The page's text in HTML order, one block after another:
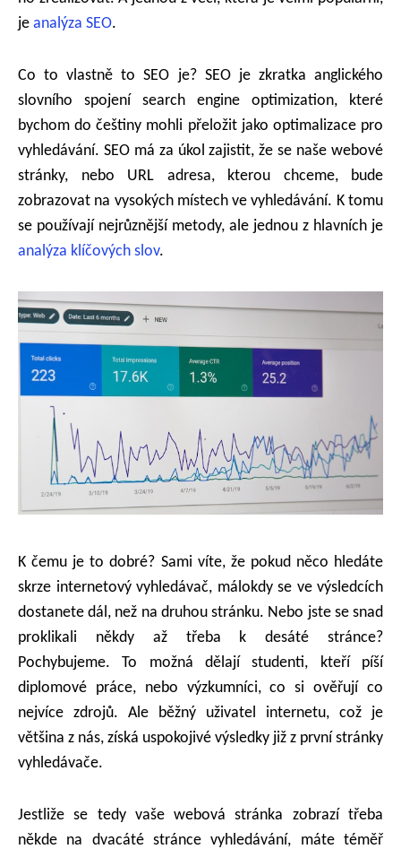
je analýza SEO.
Co to vlastně to SEO je? SEO je zkratka anglického
slovního spojení search engine optimization, které
bychom do češtiny mohli přeložit jako optimalizace pro
vyhledávání. SEO má za úkol zajistit, že se naše webové
stránky, nebo URL adresa, kterou chceme, bude
zobrazovat na vysokých místech ve vyhledávání. K tomu
se používají nejrůznější metody, ale jednou z hlavních je
analýza klíčových slov.
K čemu je to dobré? Sami víte, že pokud něco hledáte
skrze internetový vyhledávač, málokdy se ve výsledcích
dostanete dál, než na druhou stránku. Nebo jste se snad
proklikali někdy až třeba k desáté stránce?
Pochybujeme. To možná dělají studenti, kteří píší
diplomové práce, nebo výzkumníci, co si ověřují co
nejvíce zdrojů. Ale běžný uživatel internetu, což je
většina z nás, získá uspokojivé výsledky již z první stránky
vyhledávače.
Jestliže se tedy vaše webová stránka zobrazí třeba
někde na dvacáté stránce vyhledávání, máte téměř